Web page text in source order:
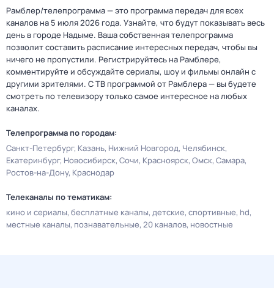
Рамблер/телепрограмма — это программа передач для всех
каналов на 5 июля 2026 года. Узнайте, что будут показывать весь
день в городе Надыме. Ваша собственная телепрограмма
позволит составить расписание интересных передач, чтобы вы
ничего не пропустили. Регистрируйтесь на Рамблере,
комментируйте и обсуждайте сериалы, шоу и фильмы онлайн с
другими зрителями. С ТВ программой от Рамблера — вы будете
смотреть по телевизору только самое интересное на любых
каналах.
Телепрограмма по городам:
Санкт-Петербург Казань Нижний Новгород Челябинск
Екатеринбург Новосибирск Сочи Красноярск Омск Самара
Ростов-на-Дону Краснодар
Телеканалы по тематикам:
кино и сериалы бесплатные каналы детские спортивные hd
местные каналы познавательные 20 каналов новостные